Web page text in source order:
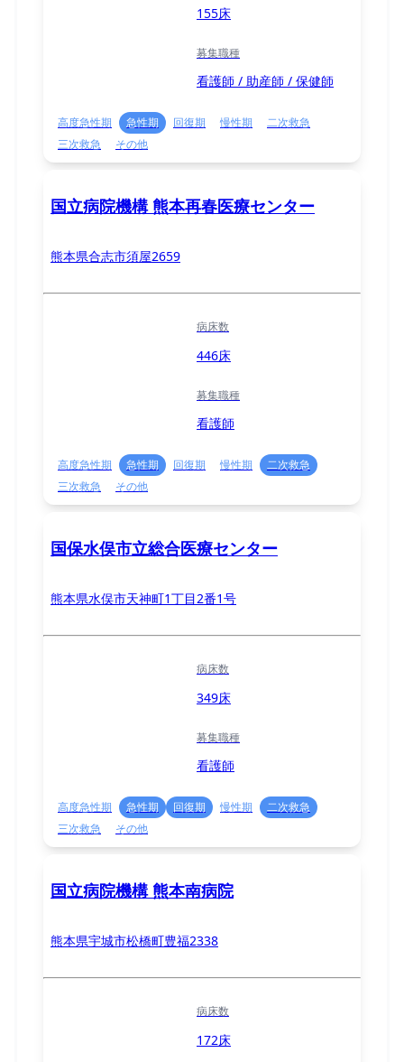
155床
募集職種
看護師 / 助産師 / 保健師
高度急性期 急性期 回復期 慢性期
二次救急
三次救急
その他
国立病院機構 熊本再春医療センター
熊本県合志市須屋2659
病床数
446床
募集職種
看護師
高度急性期 急性期 回復期 慢性期
二次救急
三次救急
その他
国保水俣市立総合医療センター
熊本県水俣市天神町1丁目2番1号
病床数
349床
募集職種
看護師
高度急性期 急性期 回復期 慢性期
二次救急
三次救急
その他
国立病院機構 熊本南病院
熊本県宇城市松橋町豊福2338
病床数
172床